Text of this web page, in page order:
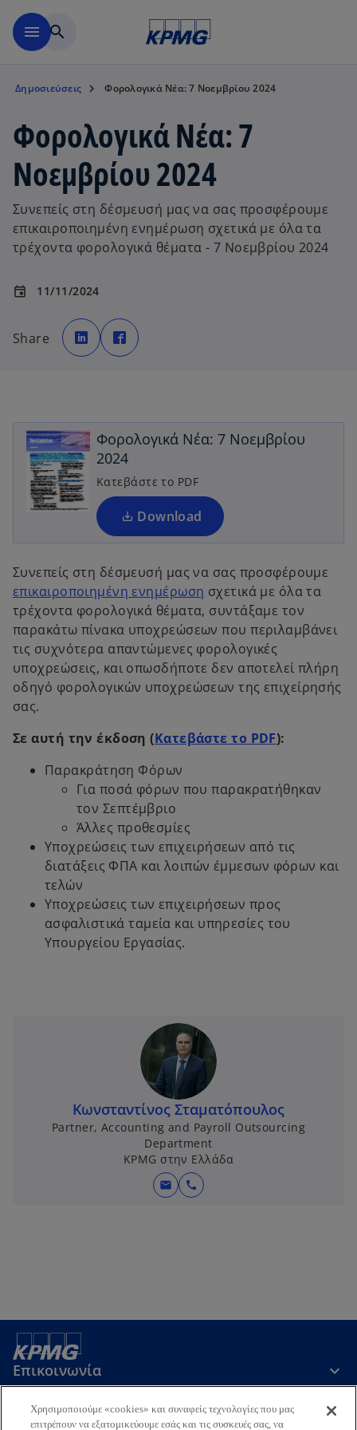
menu search
Δημοσιεύσεις Φορολογικά Νέα: 7 Νοεμβρίου 2024
Φορολογικά Νέα: 7
Νοεμβρίου 2024
Συνεπείς στη δέσμευσή μας να σας προσφέρουμε
επικαιροποιημένη ενημέρωση σχετικά με όλα τα
τρέχοντα φορολογικά θέματα - 7 Νοεμβρίου 2024
event 11/11/2024
Share
o
p
e
n
a
b
p
e
a
b
Φορολογικά Νέα: 7 Νοεμβρίου
2024
Κατεβάστε το PDF
Download
e
n
i
n
a
n
w
t
a
b
Συνεπείς στη δέσμευσή μας να σας προσφέρουμε
επικαιροποιημένη ενημέρωση σχετικά με όλα τα
τρέχοντα φορολογικά θέματα, συντάξαμε τον
παρακάτω πίνακα υποχρεώσεων που περιλαμβάνει
τις συχνότερα απαντώμενες φορολογικές
υποχρεώσεις, και οπωσδήποτε δεν αποτελεί πλήρη
οδηγό φορολογικών υποχρεώσεων της επιχείρησής
σας.
Σε αυτή την έκδοση (Κατεβάστε το PDFo
n
n
a
e
w
):
Παρακράτηση Φόρων
Για ποσά φόρων που παρακρατήθηκαν
τον Σεπτέμβριο
Άλλες προθεσμίες
Υποχρεώσεις των επιχειρήσεων από τις
διατάξεις ΦΠΑ και λοιπών έμμεσων φόρων και
τελών
Υποχρεώσεις των επιχειρήσεων προς
ασφαλιστικά ταμεία και υπηρεσίες του
Υπουργείου Εργασίας.
Κωνσταντίνος Σταματόπουλος
Partner, Accounting and Payroll Outsourcing
Department
KPMG στην Ελλάδα
mail call
Επικοινωνία
Εταιρεία
Χρησιμοποιούμε «cookies» και συναφείς τεχνολογίες που μας
επιτρέπουν να εξατομικεύουμε εσάς και τις συσκευές σας, να